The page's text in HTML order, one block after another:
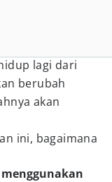
lagi dari
berubah
akan
ini, bagaimana